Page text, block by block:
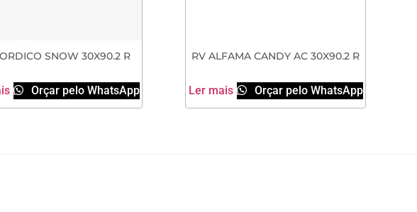
SNOW 30X90.2 R
Orçar pelo WhatsApp
RV ALFAMA CANDY AC 30X90.2 R
Ler mais Orçar pelo WhatsApp